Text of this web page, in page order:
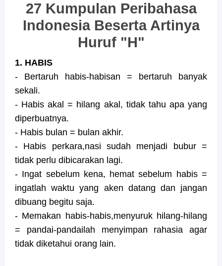
27 Kumpulan Peribahasa
Indonesia Beserta Artinya
Huruf "H"
1. HABIS
- Bertaruh habis-habisan = bertaruh banyak
sekali.
- Habis akal = hilang akal, tidak tahu apa yang
diperbuatnya.
- Habis bulan = bulan akhir.
- Habis perkara,nasi sudah menjadi bubur =
tidak perlu dibicarakan lagi.
- Ingat sebelum kena, hemat sebelum habis =
ingatlah waktu yang aken datang dan jangan
dibuang begitu saja.
- Memakan habis-habis,menyuruk hilang-hilang
= pandai-pandailah menyimpan rahasia agar
tidak diketahui orang lain.